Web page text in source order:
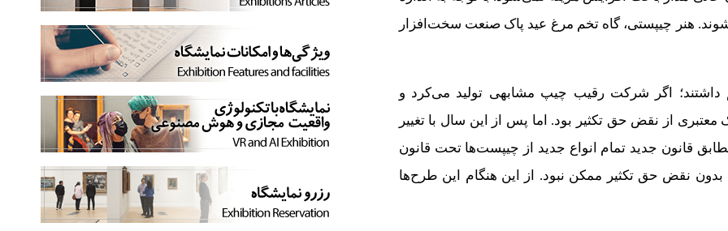
هنر چیپستی، گاه تخم مرغ عید پاک صنعت سخت‌افزار
دیگری هم داشتند؛ اگر شرکت رقیب چیپ مشابهی تولید می‌کرد و
از نقض حق تکثیر بود. اما پس از این سال با تغییر
قانون جدید تمام انواع جدید از چیپست‌ها تحت قانون
نقض حق تکثیر ممکن نبود. از این هنگام این طرح‌ها